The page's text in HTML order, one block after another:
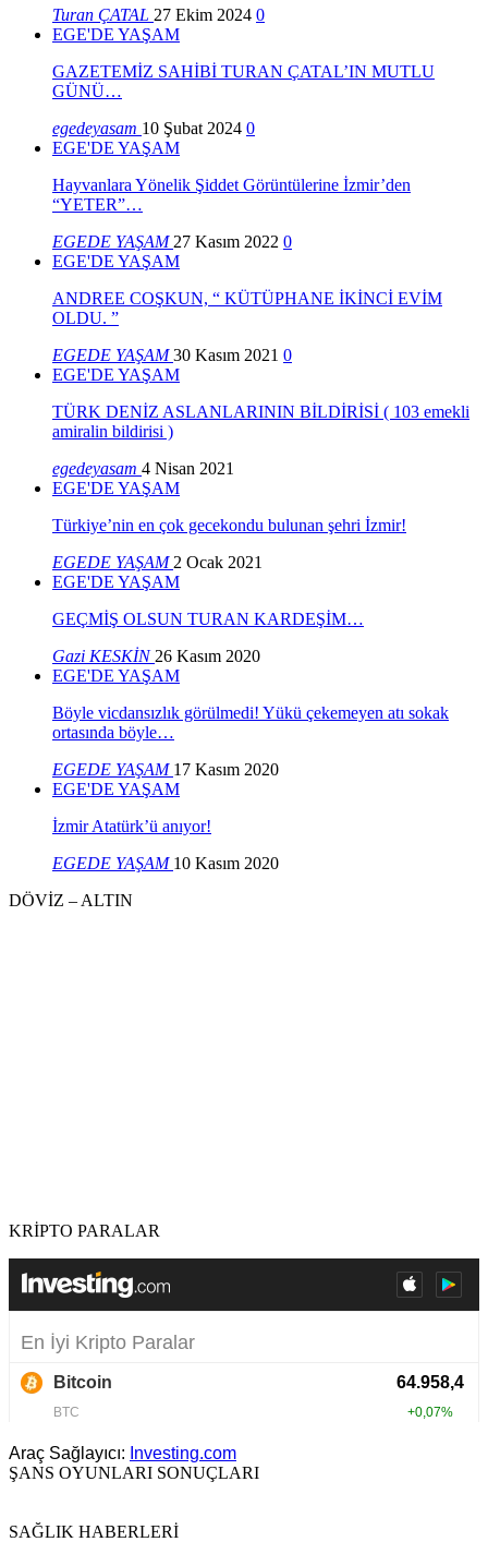
Turan ÇATAL 27 Ekim 2024 0
EGE'DE YAŞAM
GAZETEMİZ SAHİBİ TURAN ÇATAL’IN MUTLU
GÜNÜ…
egedeyasam 10 Şubat 2024 0
EGE'DE YAŞAM
Hayvanlara Yönelik Şiddet Görüntülerine İzmir’den
“YETER”…
EGEDE YAŞAM 27 Kasım 2022 0
EGE'DE YAŞAM
ANDREE COŞKUN, “ KÜTÜPHANE İKİNCİ EVİM
OLDU. ”
EGEDE YAŞAM30 Kasım 2021 0
EGE'DE YAŞAM
TÜRK DENİZ ASLANLARININ BİLDİRİSİ ( 103 emekli
amiralin bildirisi )
egedeyasam 4 Nisan 2021
EGE'DE YAŞAM
Türkiye’nin en çok gecekondu bulunan şehri İzmir!
EGEDE YAŞAM 2 Ocak 2021
EGE'DE YAŞAM
GEÇMİŞ OLSUN TURAN KARDEŞİM…
Gazi KESKİN 26 Kasım 2020
EGE'DE YAŞAM
Böyle vicdansızlık görülmedi! Yükü çekemeyen atı sokak
ortasında böyle…
EGEDE YAŞAM 17 Kasım 2020
EGE'DE YAŞAM
İzmir Atatürk’ü anıyor!
EGEDE YAŞAM 10 Kasım 2020
DÖVİZ – ALTIN
KRİPTO PARALAR
Araç Sağlayıcı: Investing.com
ŞANS OYUNLARI SONUÇLARI
SAĞLIK HABERLERİ